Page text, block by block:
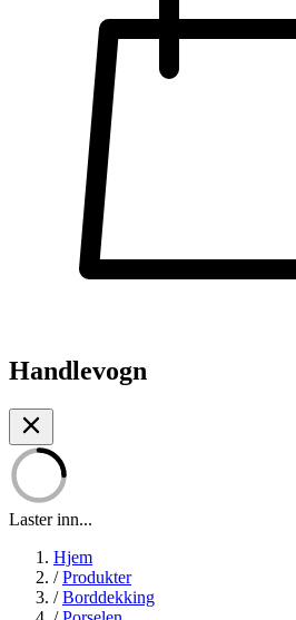
Handlevogn
Laster inn...
Hjem
/ Produkter
/ Borddekking